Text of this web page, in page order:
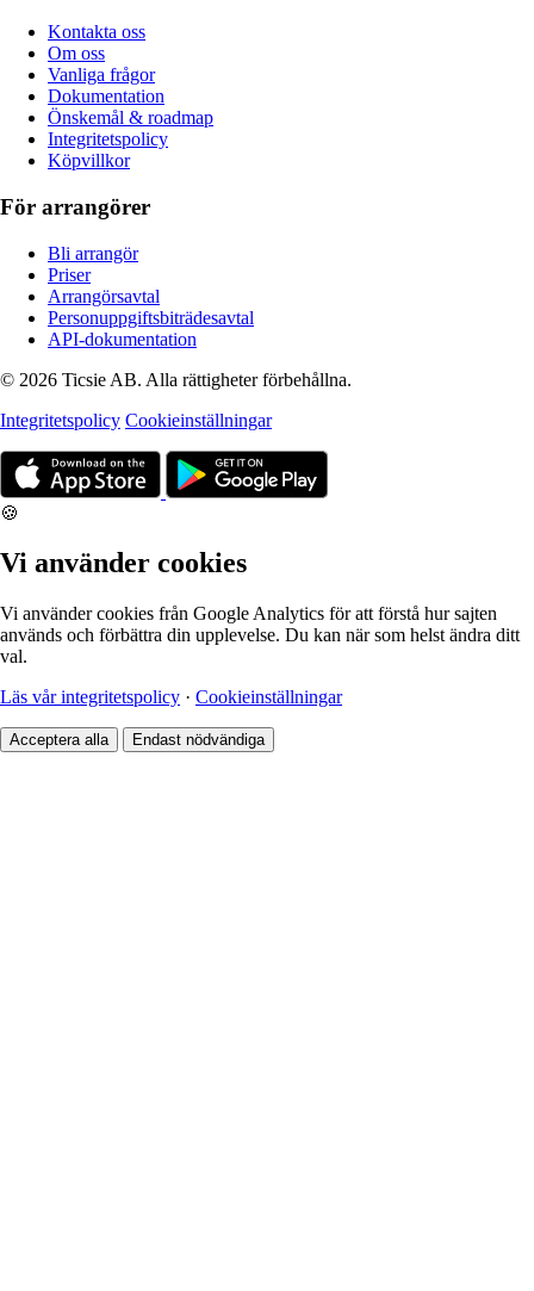
Kontakta oss
Om oss
Vanliga frågor
Dokumentation
Önskemål & roadmap
Integritetspolicy
Köpvillkor
För arrangörer
Bli arrangör
Priser
Arrangörsavtal
Personuppgiftsbiträdesavtal
API-dokumentation
© 2026 Ticsie AB. Alla rättigheter förbehållna.
Integritetspolicy Cookieinställningar
🍪
Vi använder cookies
Vi använder cookies från Google Analytics för att förstå hur sajten
används och förbättra din upplevelse. Du kan när som helst ändra ditt
val.
Läs vår integritetspolicy · Cookieinställningar
Acceptera alla Endast nödvändiga